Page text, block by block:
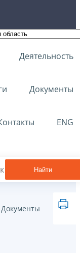
Деятельность
Документы
ENG
Найти
Документы